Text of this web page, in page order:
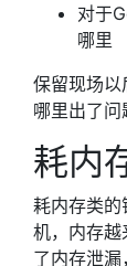
对于
哪里
保留现场以
哪里出了问
耗内
耗内存类的
机，内存越
了内存泄